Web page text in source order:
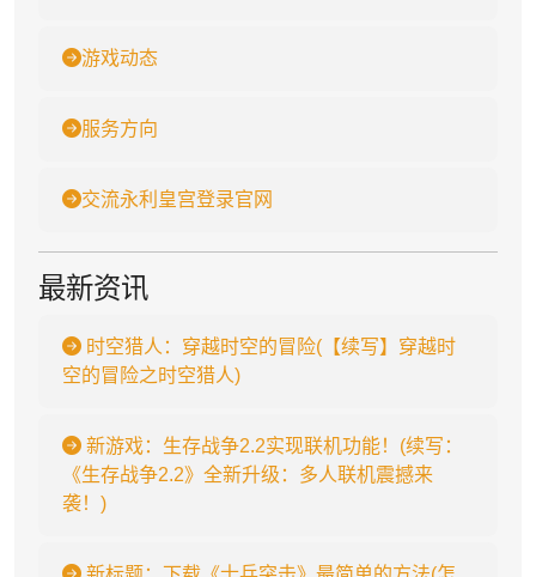
游戏动态
服务方向
交流永利皇宫登录官网
最新资讯
时空猎人：穿越时空的冒险(【续写】穿越时
空的冒险之时空猎人)
新游戏：生存战争2.2实现联机功能！(续写：
《生存战争2.2》全新升级：多人联机震撼来
袭！)